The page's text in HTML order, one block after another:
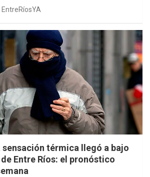
EntreRíosYA
sensación térmica llegó a bajo
Entre Ríos: el pronóstico